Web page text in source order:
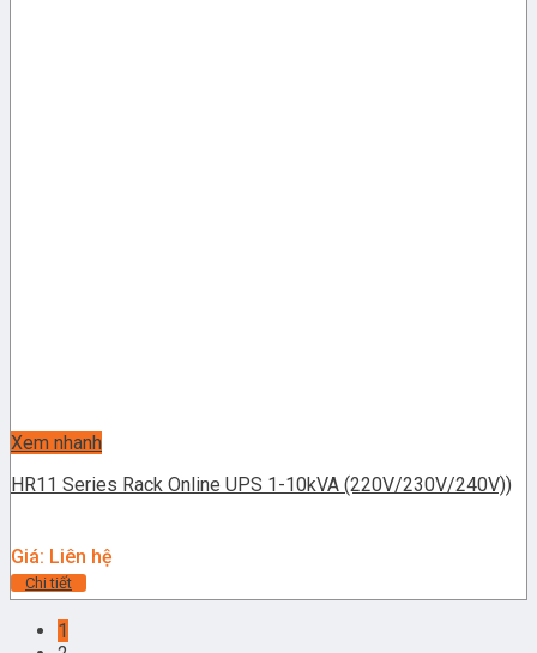
Xem nhanh
HR11 Series Rack Online UPS 1-10kVA (220V/230V/240V))
Giá: Liên hệ
Chi tiết
1